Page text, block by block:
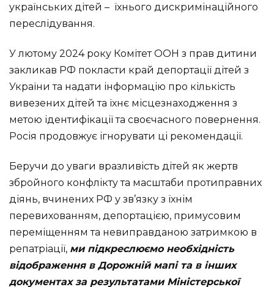
українських дітей – їхнього дискримінаційного
переслідування.
У лютому 2024 року Комітет ООН з прав дитини
закликав РФ покласти край депортації дітей з
України та надати інформацію про кількість
вивезених дітей та їхнє місцезнаходження з
метою ідентифікації та своєчасного повернення.
Росія продовжує ігнорувати ці рекомендації.
Беручи до уваги вразливість дітей як жертв
збройного конфлікту та масштаби протиправних
діянь, вчинених РФ у зв’язку з їхнім
перевихованням, депортацією, примусовим
переміщенням та невиправданою затримкою в
репатріації, ми підкреслюємо необхідність
відображення в Дорожній мапі та в інших
документах за результатами Міністерської